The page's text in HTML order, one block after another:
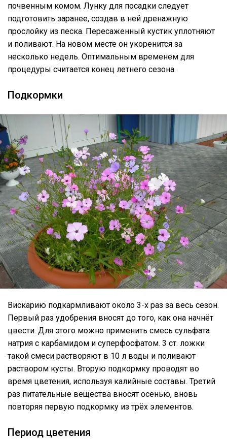
почвенным комом. Лунку для посадки следует
подготовить заранее, создав в ней дренажную
прослойку из песка. Пересаженный кустик уплотняют
и поливают. На новом месте он укоренится за
несколько недель. Оптимальным временем для
процедуры считается конец летнего сезона.
Подкормки
Вискарию подкармливают около 3-х раз за весь сезон.
Первый раз удобрения вносят до того, как она начнёт
цвести. Для этого можно применить смесь сульфата
натрия с карбамидом и суперфосфатом. 3 ст. ложки
такой смеси растворяют в 10 л воды и поливают
раствором кусты. Вторую подкормку проводят во
время цветения, используя калийные составы. Третий
раз питательные вещества вносят осенью, вновь
повторяя первую подкормку из трёх элементов.
Период цветения